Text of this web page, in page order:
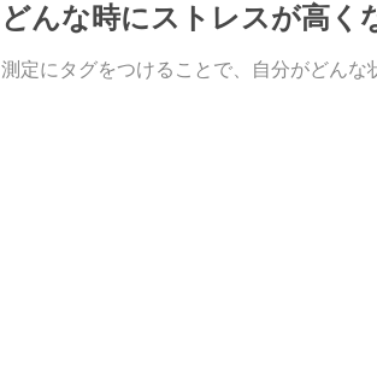
どんな時にストレスが高く
測定にタグをつけることで、自分がどん